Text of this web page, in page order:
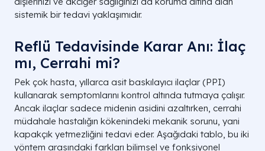
sistemik bir tedavi yaklaşımıdır.
Reflü Tedavisinde Karar Anı: İlaç
mı, Cerrahi mi?
Pek çok hasta, yıllarca asit baskılayıcı ilaçlar (PPI)
kullanarak semptomlarını kontrol altında tutmaya çalışır.
Ancak ilaçlar sadece midenin asidini azaltırken, cerrahi
müdahale hastalığın kökenindeki mekanik sorunu, yani
kapakçık yetmezliğini tedavi eder. Aşağıdaki tablo, bu iki
yöntem arasındaki farkları bilimsel ve fonksiyonel